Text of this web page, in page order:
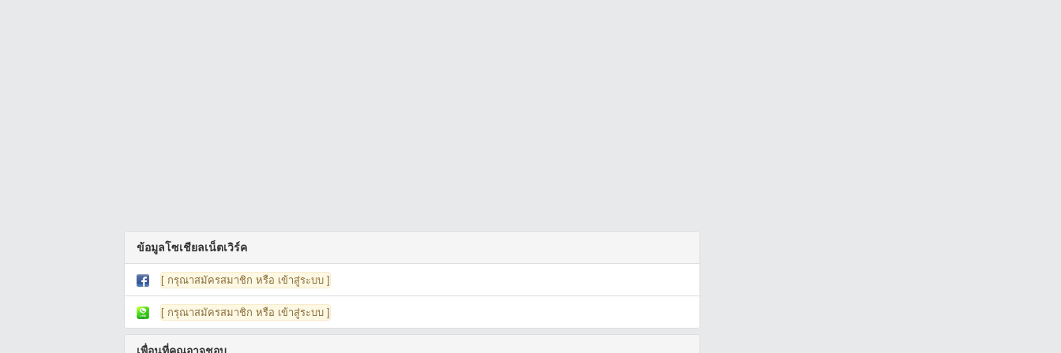
ข้อมูลโซเชียลเน็ตเวิร์ค
[ กรุณาสมัครสมาชิก หรือ เข้าสู่ระบบ ]
[ กรุณาสมัครสมาชิก หรือ เข้าสู่ระบบ ]